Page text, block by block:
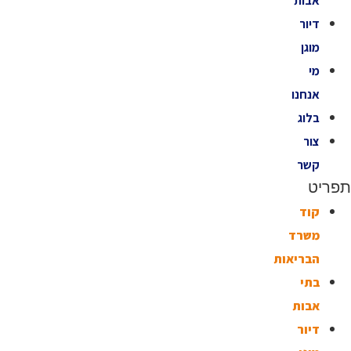
דיור
מוגן
מי
אנחנו
בלוג
צור
קשר
תפריט
קוד
משרד
הבריאות
בתי
אבות
דיור